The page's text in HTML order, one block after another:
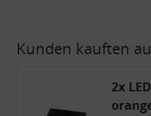
Kunden kauften
2x